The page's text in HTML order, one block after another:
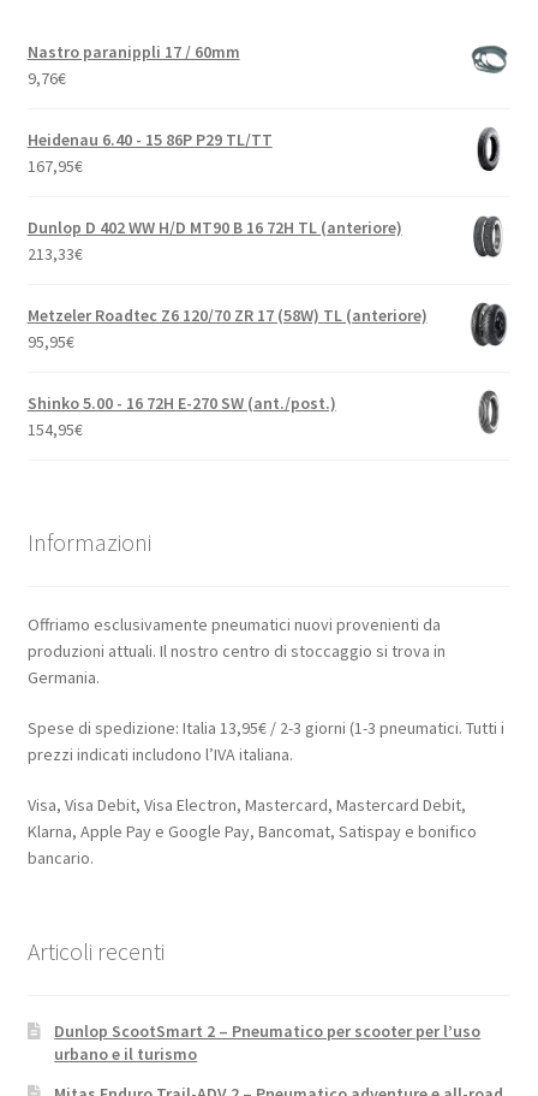
Nastro paranippli 17 / 60mm
9,76€
Heidenau 6.40 - 15 86P P29 TL/TT
167,95€
Dunlop D 402 WW H/D MT90 B 16 72H TL (anteriore)
213,33€
Metzeler Roadtec Z6 120/70 ZR 17 (58W) TL (anteriore)
95,95€
Shinko 5.00 - 16 72H E-270 SW (ant./post.)
154,95€
Informazioni
Offriamo esclusivamente pneumatici nuovi provenienti da
produzioni attuali. Il nostro centro di stoccaggio si trova in
Germania.
Spese di spedizione: Italia 13,95€ / 2-3 giorni (1-3 pneumatici. Tutti i
prezzi indicati includono l’IVA italiana.
Visa, Visa Debit, Visa Electron, Mastercard, Mastercard Debit,
Klarna, Apple Pay e Google Pay, Bancomat, Satispay e bonifico
bancario.
Articoli recenti
Dunlop ScootSmart 2 – Pneumatico per scooter per l’uso
urbano e il turismo